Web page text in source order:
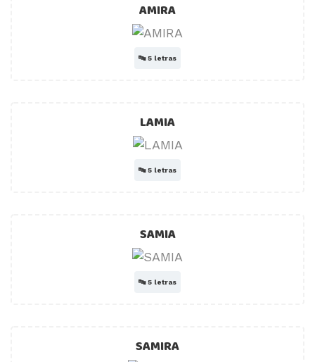
AMIRA
🔤5 letras
LAMIA
🔤5 letras
SAMIA
🔤5 letras
SAMIRA